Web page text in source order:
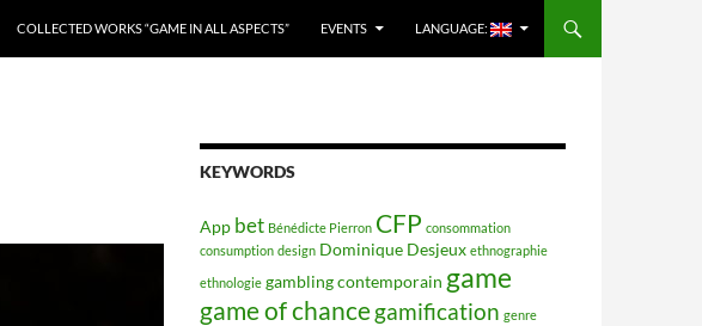
COLLECTED WORKS “GAME IN ALL ASPECTS” EVENTS LANGUAGE:
KEYWORDS
App bet Bénédicte Pierron CFP consommation
consumption design Dominique Desjeux ethnographie
ethnologie gambling contemporain game
game of chancegamification genre